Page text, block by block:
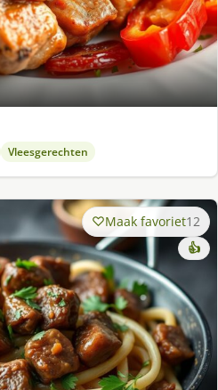
Vleesgerechten
Maak favoriet12
👍